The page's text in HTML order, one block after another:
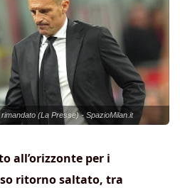
(La Presse) - SpazioMilan.it
all’orizzonte per i
ritorno saltato, tra